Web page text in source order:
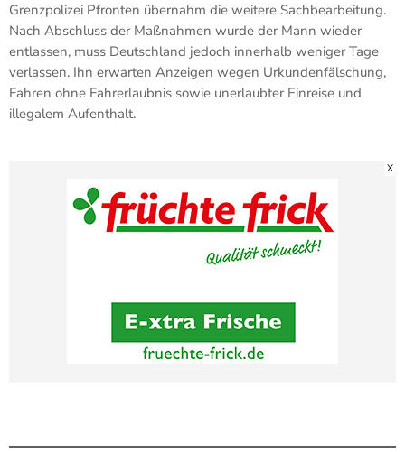
Grenzpolizei Pfronten übernahm die weitere Sachbearbeitung.
Nach Abschluss der Maßnahmen wurde der Mann wieder
entlassen, muss Deutschland jedoch innerhalb weniger Tage
verlassen. Ihn erwarten Anzeigen wegen Urkundenfälschung,
Fahren ohne Fahrerlaubnis sowie unerlaubter Einreise und
illegalem Aufenthalt.
X